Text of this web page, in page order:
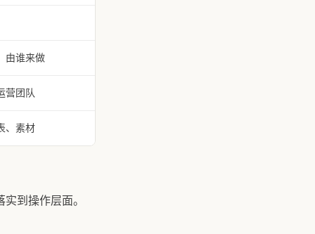
由谁来做
营团队
、素材
到操作层面。